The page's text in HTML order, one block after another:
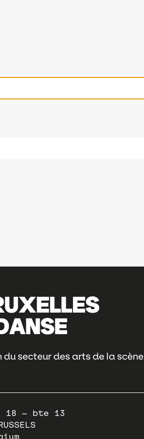
secteur des arts de la scène
18 – bte 13